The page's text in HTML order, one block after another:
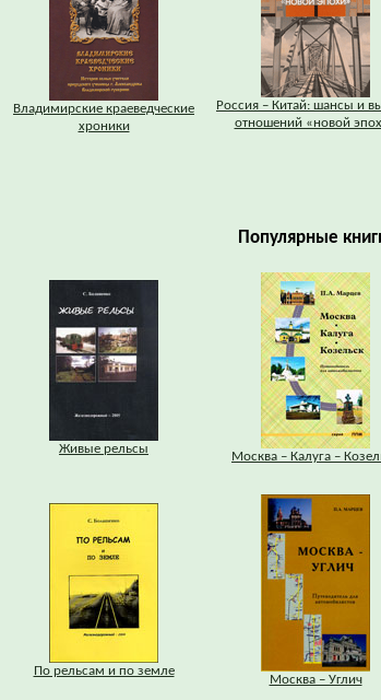
Владимирские краеведческие
хроники
Россия – Китай: шансы и
отношений «новой
Популярные
Живые рельсы
Москва – Калуга –
По рельсам и по земле
Москва – Углич